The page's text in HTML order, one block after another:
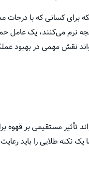
قهوه برای کبد چرب گرید 3 دست و
نقش مهمی در بهبود
تأثیر مستقیمی بر قهوه
یک نکته طلایی را باید